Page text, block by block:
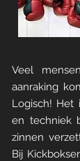
Veel
aanraking
Logisch! Het
en techniek
zinnen
Bij